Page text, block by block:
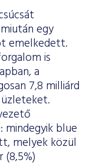
egy
emelkedett.
is
a
7,8 milliárd
mindegyik blue
melyek közül
(8,5%)